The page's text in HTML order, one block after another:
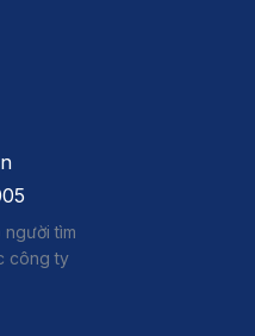
tìm
công ty